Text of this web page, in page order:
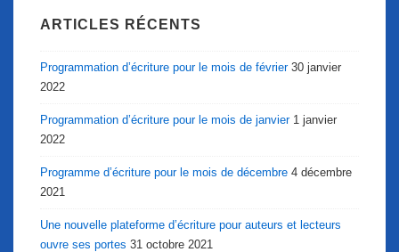
ARTICLES RÉCENTS
Programmation d’écriture pour le mois de février 30 janvier
2022
Programmation d’écriture pour le mois de janvier 1 janvier
2022
Programme d’écriture pour le mois de décembre 4 décembre
2021
Une nouvelle plateforme d’écriture pour auteurs et lecteurs
ouvre ses portes 31 octobre 2021